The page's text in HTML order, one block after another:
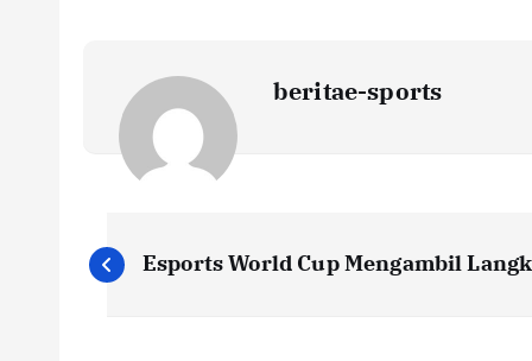
beritae-sports
P
Esports World Cup Mengambil